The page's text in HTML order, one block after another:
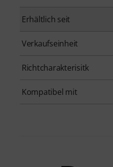
Erhältlich seit
Verkaufseinheit
Richtcharakterisitk
Kompatibel mit